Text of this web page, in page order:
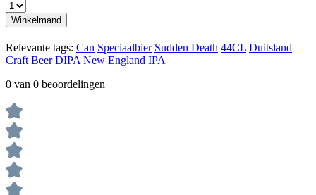
Winkelmand
Relevante tags: Can Speciaalbier Sudden Death 44CL Duitsland
Craft Beer DIPA New England IPA
0 van 0 beoordelingen